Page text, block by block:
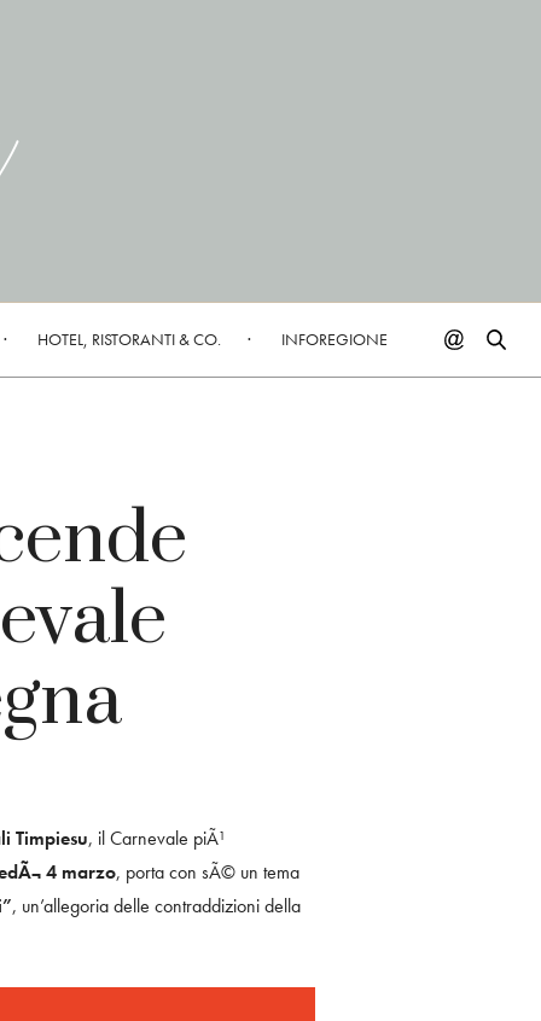
HOTEL, RISTORANTI & CO. INFOREGIONE
Timpiesu, il Carnevale piÃ¹
4 marzo, porta con sÃ© un tema
, un’allegoria delle contraddizioni della